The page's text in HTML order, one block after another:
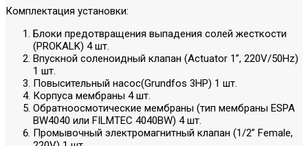
Комплектация установки:
Блоки предотвращения выпадения солей жесткости
(PROKALK) 4 шт.
Впускной соленоидный клапан (Actuator 1”, 220V/50Hz)
1 шт.
Повысительный насос(Grundfos 3HP) 1 шт.
Корпуса мембраны 4 шт.
Обратноосмотические мембраны (тип мембраны ESPA
BW4040 или FILMTEC 4040BW) 4 шт.
Промывочный электромагнитный клапан (1/2” Female,